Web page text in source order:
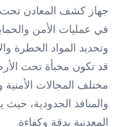
جهاز كشف المعادن تحت
في عمليات الأمن
وتحديد المواد الخطرة
قد تكون مخبأة تحت
مختلف المجالات
والمنافذ الحدودية،
المعدنية بدقة وكفاءة.